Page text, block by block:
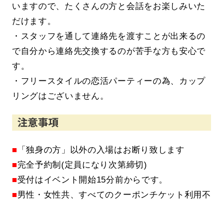
いますので、たくさんの方と会話をお楽しみいた
だけます。
・スタッフを通して連絡先を渡すことが出来るの
で自分から連絡先交換するのが苦手な方も安心で
す。
・フリースタイルの恋活パーティーの為、カップ
リングはございません。
■ 「独身の方」以外の入場はお断り致します
■完全予約制(定員になり次第締切)
■受付はイベント開始15分前からです。
■男性・女性共、すべてのクーポンチケット利用不